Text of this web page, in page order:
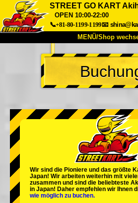
STREET GO KART
OPEN 10:00-22:00
📞+81-80-1199-1199📧
MENÜ/Shop
Über uns Spezifikationen
Anfahrt Bewertungen
Shop wechseln
Tokio Akihabara#2
Tokio Shibuya Annex
Tokio Asakusa
Okinawa
Wir sind die Pioniere und das größte
Japan! Wir arbeiten weiterhin mit
zusammen und sind die beliebteste
in Japan! Daher empfehlen wir Ihnen
wie möglich zu buchen.